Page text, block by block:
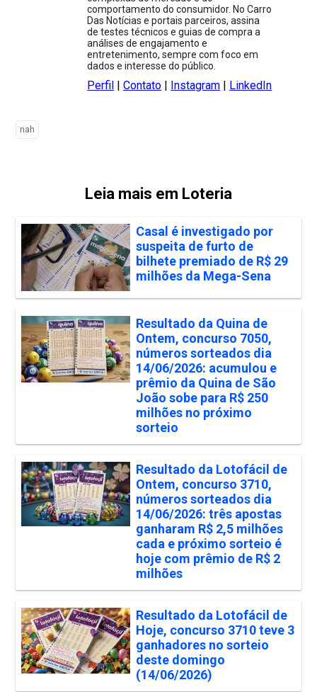
comportamento do consumidor. No Carro
Das Notícias e portais parceiros, assina
de testes técnicos e guias de compra a
análises de engajamento e
entretenimento, sempre com foco em
dados e interesse do público.
Perfil |Contato | Instagram | LinkedIn
nah
Leia mais em Loteria
Casal é investigado por
suspeita de furto de
bilhete premiado de R$ 29
milhões da Mega-Sena
Resultado da Quina de
Ontem, concurso 7050,
números sorteados dia
14/06/2026: acumulou e
prêmio da Quina de São
João sobe para R$ 250
milhões no próximo
sorteio
Resultado da Lotofácil de
Ontem, concurso 3710,
números sorteados dia
14/06/2026: três apostas
ganharam R$ 2,5 milhões
cada e próximo sorteio é
hoje com prêmio de R$ 2
milhões
Resultado da Lotofácil de
Hoje, concurso 3710 teve 3
ganhadores no sorteio
deste domingo
(14/06/2026)